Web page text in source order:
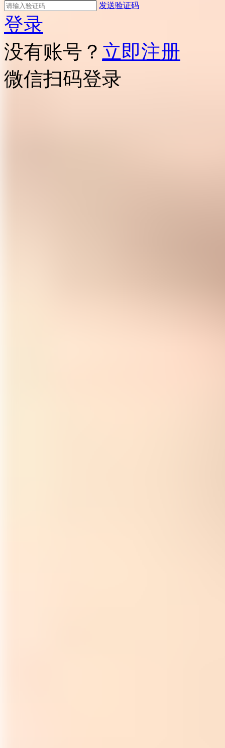
发送验证码
登录
没有账号？ 立即注册
微信扫码登录